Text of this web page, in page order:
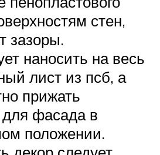
стен,
зазоры.
наносить на весь
лист из псб, а
прижать
для фасада в
положении.